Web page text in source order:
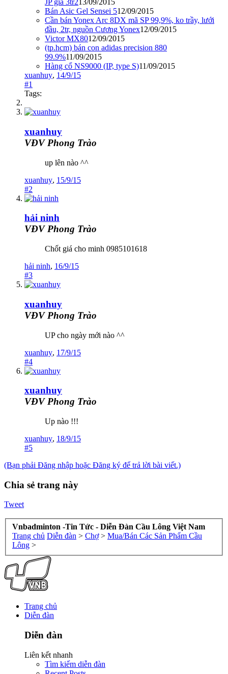
JP gia 3tr213/09/2015
Bán Asic Gel Sensei 512/09/2015
Cần bán Yonex Arc 8DX mã SP 99,9%, ko trầy, lưới
đầu, 2tr, nguồn Cương Yonex12/09/2015
Victor MX8012/09/2015
(tp.hcm) bán con adidas precision 880
99.9%11/09/2015
Hàng cổ NS9000 (IP, type S)11/09/2015
xuanhuy, 14/9/15
#1
Tags:
xuanhuy
VĐV Phong Trào
up lên nào ^^
xuanhuy, 15/9/15
#2
hải ninh
VĐV Phong Trào
Chốt giá cho minh 0985101618
hải ninh, 16/9/15
#3
xuanhuy
VĐV Phong Trào
UP cho ngày mới nào ^^
xuanhuy, 17/9/15
#4
xuanhuy
VĐV Phong Trào
Up nào !!!
xuanhuy, 18/9/15
#5
(Bạn phải Đăng nhập hoặc Đăng ký để trả lời bài viết.)
Chia sẻ trang này
Tweet
Vnbadminton -Tin Tức - Diễn Đàn Cầu Lông Việt Nam
Trang chủ Diễn đàn > Chợ > Mua/Bán Các Sản Phẩm Cầu
Lông >
Trang chủ
Diễn đàn
Diễn đàn
Liên kết nhanh
Tìm kiếm diễn đàn